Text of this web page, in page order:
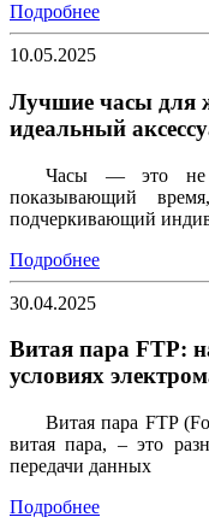
Подробнее
10.05.2025
Лучшие часы для
идеальный
Часы — это не
показывающий
подчеркивающий
Подробнее
30.04.2025
Витая пара FTP:
условиях
Витая пара FTP
витая пара, – это
передачи данных
Подробнее